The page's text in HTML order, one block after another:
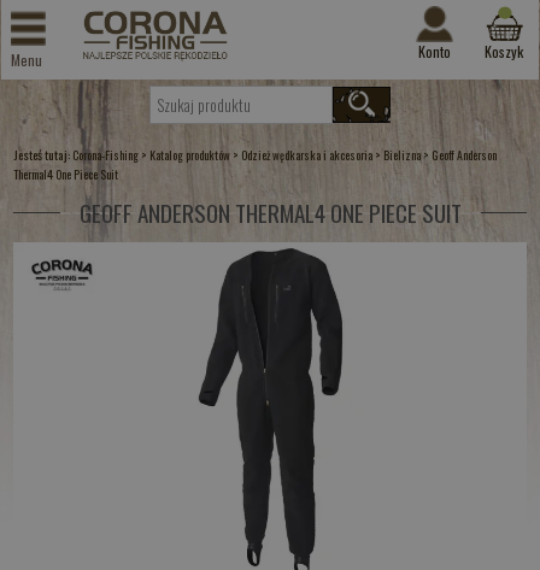
Menu Konto Koszyk
Jesteś tutaj: Corona-Fishing > Katalog produktów > Odzież wędkarska i akcesoria > Bielizna> Geoff Anderson
Thermal4 One Piece Suit
GEOFF ANDERSON THERMAL4 ONE PIECE SUIT